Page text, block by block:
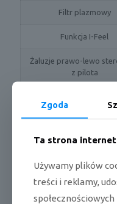
Filtr plazmowy
Funkcja I-Feel
Żaluzje prawo-lewo
z pilota
przewodowego
Styk On/Off
Zgoda
Ta strona
Używamy plików
treści i reklamy,